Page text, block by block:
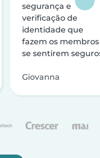
segurança e
verificação de
identidade que
fazem os membros
se sentirem
Giovanna